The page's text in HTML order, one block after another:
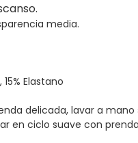
media.
Elastano
delicada, lavar a
en ciclo suave con